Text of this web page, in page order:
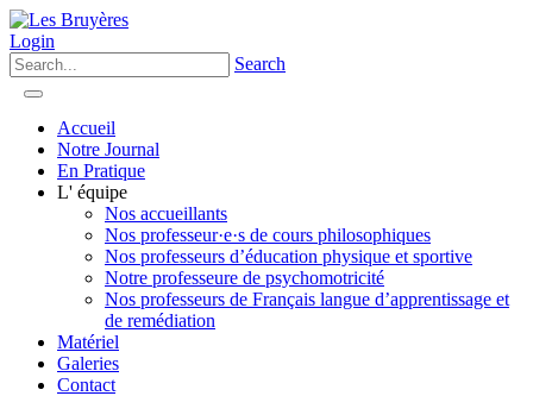
Login
Search
Accueil
Notre Journal
En Pratique
L' équipe
Nos accueillants
Nos professeur·e·s de cours philosophiques
Nos professeurs d’éducation physique et sportive
Notre professeure de psychomotricité
Nos professeurs de Français langue d’apprentissage et
de remédiation
Matériel
Galeries
Contact